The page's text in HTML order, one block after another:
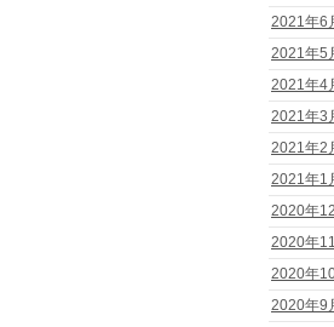
2021年6
2021年5
2021年4
2021年3
2021年2
2021年1
2020年
2020年
2020年
2020年9